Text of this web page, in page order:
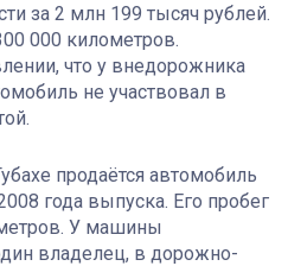
за 2 млн 199 тысяч рублей.
000 километров.
что у внедорожника
не участвовал в
продаётся автомобиль
года выпуска. Его пробег
. У машины
владелец, в дорожно-